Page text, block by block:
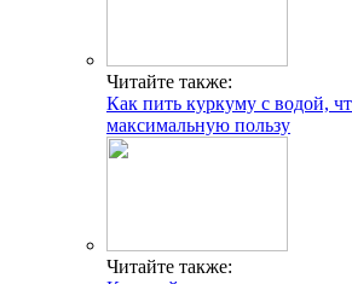
Читайте также:
Как пить куркуму с водой,
максимальную пользу
Читайте также: